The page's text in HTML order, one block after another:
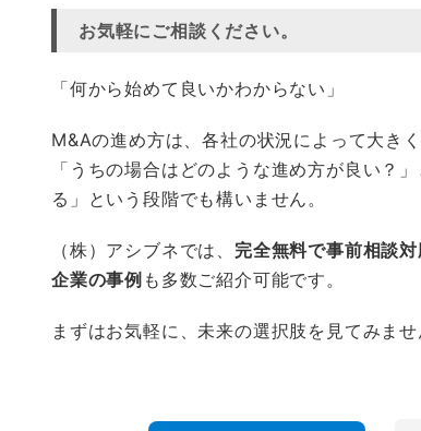
お気軽にご相談ください。
「何から始めて良いかわからない」
M&Aの進め方は、各社の状況によって大きく
「うちの場合はどのような進め方が良い？
る」という段階でも構いません。
（株）アシブネでは、 完全無料で事前相談対
企業の事例 も多数ご紹介可能です。
まずはお気軽に、未来の選択肢を見てみませ